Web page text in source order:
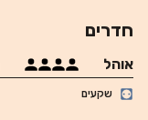
חדרים
אוהל
שקעים